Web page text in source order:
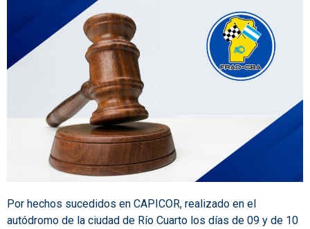
Por hechos sucedidos en CAPICOR, realizado en el
autódromo de la ciudad de Río Cuarto los días de 09 y de 10